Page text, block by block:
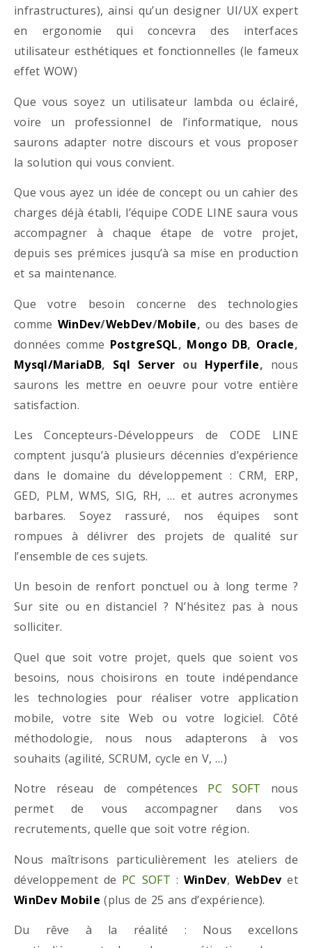
infrastructures), ainsi qu’un designer UI/UX expert
en ergonomie qui concevra des interfaces
utilisateur esthétiques et fonctionnelles (le fameux
effet WOW)
Que vous soyez un utilisateur lambda ou éclairé,
voire un professionnel de l’informatique, nous
saurons adapter notre discours et vous proposer
la solution qui vous convient.
Que vous ayez un idée de concept ou un cahier des
charges déjà établi, l’équipe CODE LINE saura vous
accompagner à chaque étape de votre projet,
depuis ses prémices jusqu’à sa mise en production
et sa maintenance.
Que votre besoin concerne des technologies
comme WinDev/WebDev/Mobile, ou des bases de
données comme PostgreSQL, Mongo DB, Oracle,
Mysql/MariaDB, Sql Server ou Hyperfile, nous
saurons les mettre en oeuvre pour votre entière
satisfaction.
Les Concepteurs-Développeurs de CODE LINE
comptent jusqu’à plusieurs décennies d’expérience
dans le domaine du développement : CRM, ERP,
GED, PLM, WMS, SIG, RH, … et autres acronymes
barbares. Soyez rassuré, nos équipes sont
rompues à délivrer des projets de qualité sur
l’ensemble de ces sujets.
Un besoin de renfort ponctuel ou à long terme ?
Sur site ou en distanciel ? N’hésitez pas à nous
solliciter.
Quel que soit votre projet, quels que soient vos
besoins, nous choisirons en toute indépendance
les technologies pour réaliser votre application
mobile, votre site Web ou votre logiciel. Côté
méthodologie, nous nous adapterons à vos
souhaits (agilité, SCRUM, cycle en V, …)
Notre réseau de compétences PC SOFT nous
permet de vous accompagner dans vos
recrutements, quelle que soit votre région.
Nous maîtrisons particulièrement les ateliers de
développement de PC SOFT : WinDev, WebDev et
WinDev Mobile (plus de 25 ans d’expérience).
Du rêve à la réalité : Nous excellons